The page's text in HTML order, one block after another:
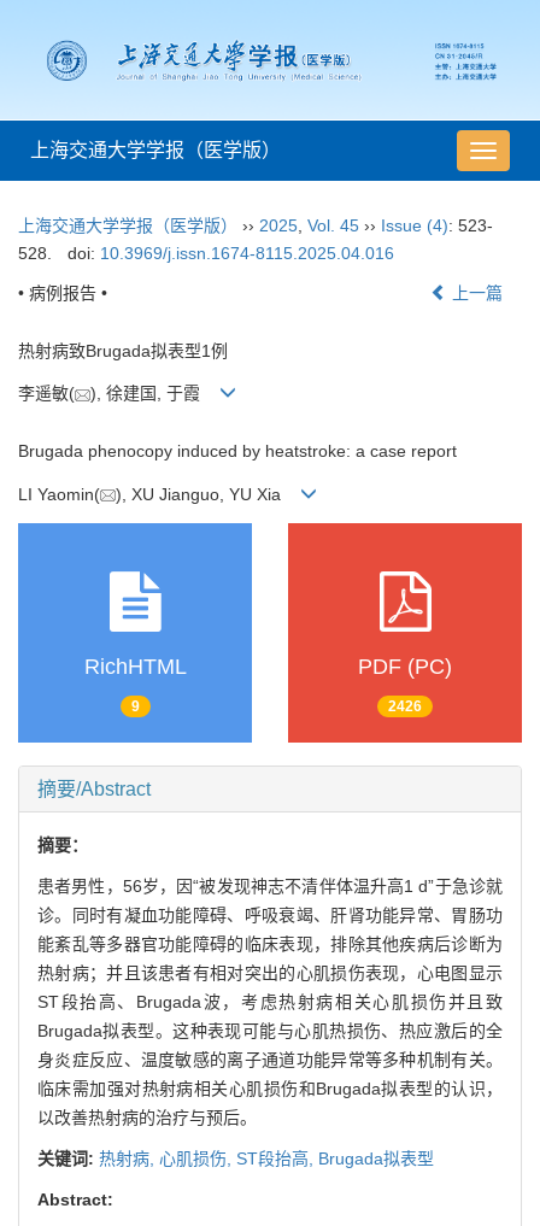
导
航
换
上海交通大学学报（医学版）
上海交通大学学报（医学版） ›› 2025 Vol. 45 ›› Issue (4): 523-
528.
doi: 10.3969/j.issn.1674-8115.2025.04.016
• 病例报告 • 上一篇
热射病致Brugada拟表型1例
李遥敏( ), 徐建国, 于霞
Brugada phenocopy induced by heatstroke: a case report
LI Yaomin( ), XU Jianguo, YU Xia
RichHTML
9
PDF (PC)
2426
摘要/Abstract
摘要：
患者男性，56岁，因“被发现神志不清伴体温升高1 d”于急诊就
诊。同时有凝血功能障碍、呼吸衰竭、肝肾功能异常、胃肠功
能紊乱等多器官功能障碍的临床表现，排除其他疾病后诊断为
热射病；并且该患者有相对突出的心肌损伤表现，心电图显示
ST段抬高、Brugada波，考虑热射病相关心肌损伤并且致
Brugada拟表型。这种表现可能与心肌热损伤、热应激后的全
身炎症反应、温度敏感的离子通道功能异常等多种机制有关。
临床需加强对热射病相关心肌损伤和Brugada拟表型的认识，
以改善热射病的治疗与预后。
关键词: 热射病, 心肌损伤, ST段抬高, Brugada拟表型
Abstract: